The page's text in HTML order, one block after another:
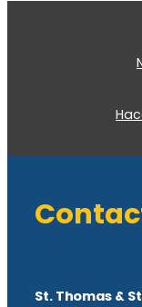
St. Thomas &